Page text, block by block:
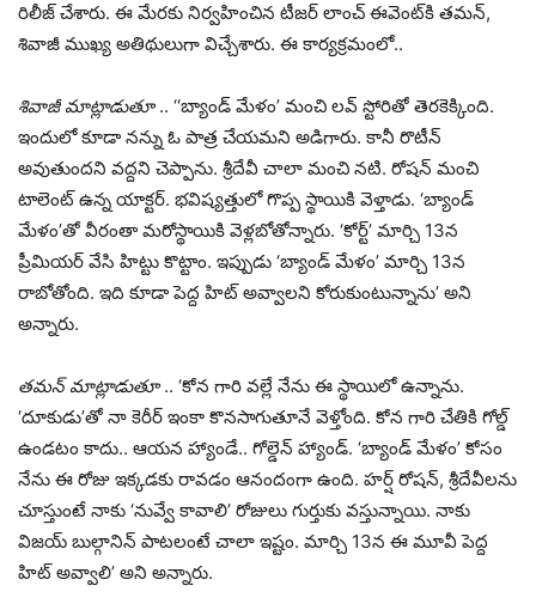
రిలీజ్ చేశారు. ఈ మేరకు నిర్వహించిన టీజర్ లాంచ్ ఈవెంట్‌కి తమన్,
శివాజీ ముఖ్య అతిథులుగా విచ్చేశారు. ఈ కార్యక్రమంలో..
శివాజీ మాట్లాడుతూ.. ‘‘బ్యాండ్ మేళం’ మంచి లవ్ స్టోరితో తెరకెక్కింది.
ఇందులో కూడా నన్ను ఓ పాత్ర చేయమని అడిగారు. కానీ రొటీన్
అవుతుందని వద్దని చెప్పాను. శ్రీదేవీ చాలా మంచి నటి. రోషన్ మంచి
టాలెంట్ ఉన్న యాక్టర్. భవిష్యత్తులో గొప్ప స్థాయికి వెళ్తాడు. ‘బ్యాండ్
మేళం’తో వీరంతా మరోస్థాయికి వెళ్లబోతోన్నారు. ‘కోర్ట్’ మార్చి 13న
ప్రీమియర్ వేసి హిట్టు కొట్టాం. ఇప్పుడు ‘బ్యాండ్ మేళం’ మార్చి 13న
రాబోతోంది. ఇది కూడా పెద్ద హిట్ అవ్వాలని కోరుకుంటున్నాను’ అని
అన్నారు.
తమన్ మాట్లాడుతూ.. ‘కోన గారి వల్లే నేను ఈ స్థాయిలో ఉన్నాను.
‘దూకుడు’తో నా కెరీర్ ఇంకా కొనసాగుతూనే వెళ్తోంది. కోన గారి చేతికి గోల్డ్
ఉండటం కాదు.. ఆయన హ్యాండే.. గోల్డెన్ హ్యాండ్. ‘బ్యాండ్ మేళం’ కోసం
నేను ఈ రోజు ఇక్కడకు రావడం ఆనందంగా ఉంది. హర్ష్ రోషన్, శ్రీదేవీలను
చూస్తుంటే నాకు ‘నువ్వే కావాలి’ రోజులు గుర్తుకు వస్తున్నాయి. నాకు
విజయ్ బుల్గానిన్ పాటలంటే చాలా ఇష్టం. మార్చి 13న ఈ మూవీ పెద్ద
హిట్ అవ్వాలి’ అని అన్నారు.